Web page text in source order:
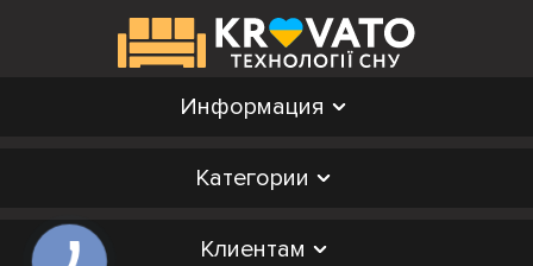
Информация
Категории
Клиентам